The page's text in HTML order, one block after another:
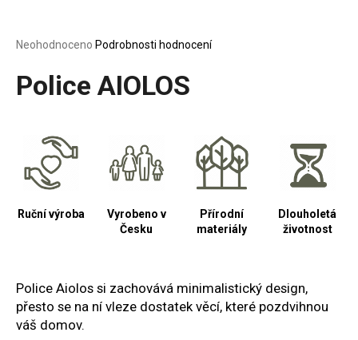
Průměrné
produktu
je
hvězdiček.
Neohodnoceno Podrobnosti hodnocení
Police AIOLOS
Ruční výroba
Vyrobeno v
Česku
Přírodní
materiály
Dlouholetá
životnost
Police Aiolos si zachovává minimalistický design,
přesto se na ní vleze dostatek věcí, které pozdvihnou
váš domov.
j
t
HLEDAT
p
o
r